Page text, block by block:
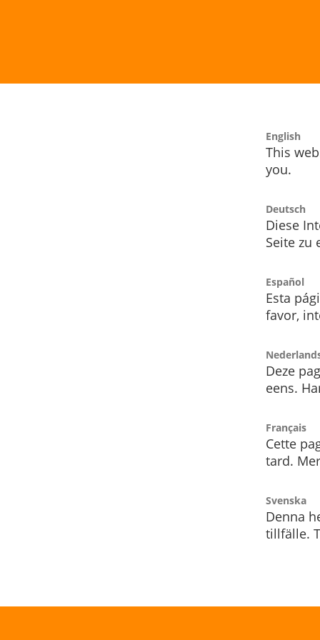
English
This
you.
Deutsch
Diese
Seite zu
Español
Esta
favor,
Deze
eens.
Français
Cette
tard.
Svenska
Denna
tillfälle.